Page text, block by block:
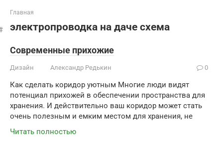
Главная
электропроводка на даче схема
Современные прихожие
Дизайн Александр Редькин 0
Как сделать коридор уютным Многие люди видят
потенциал прихожей в обеспечении пространства для
хранения. И действительно ваш коридор может стать
очень полезным и емким местом для хранения, не
Читать полностью